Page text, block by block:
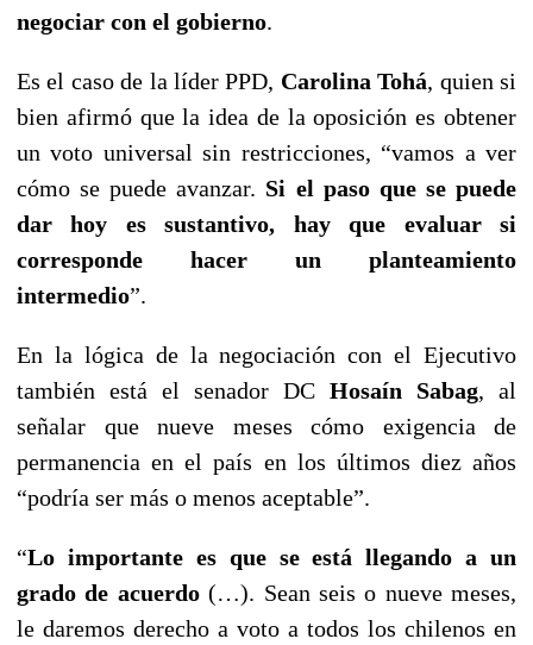
negociar con el gobierno.
Es el caso de la líder PPD, Carolina Tohá, quien si
bien afirmó que la idea de la oposición es obtener
un voto universal sin restricciones, “vamos a ver
cómo se puede avanzar. Si el paso que se puede
dar hoy es sustantivo, hay que evaluar si
corresponde hacer un planteamiento
intermedio”.
En la lógica de la negociación con el Ejecutivo
también está el senador DC Hosaín Sabag, al
señalar que nueve meses cómo exigencia de
permanencia en el país en los últimos diez años
“podría ser más o menos aceptable”.
“Lo importante es que se está llegando a un
grado de acuerdo(…). Sean seis o nueve meses,
le daremos derecho a voto a todos los chilenos en